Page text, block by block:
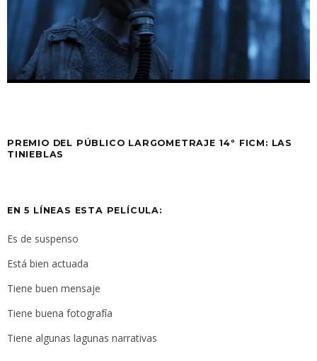
PREMIO DEL PÚBLICO LARGOMETRAJE 14º FICM: LAS
TINIEBLAS
EN 5 LÍNEAS ESTA PELÍCULA:
Es de suspenso
Está bien actuada
Tiene buen mensaje
Tiene buena fotografía
Tiene algunas lagunas narrativas